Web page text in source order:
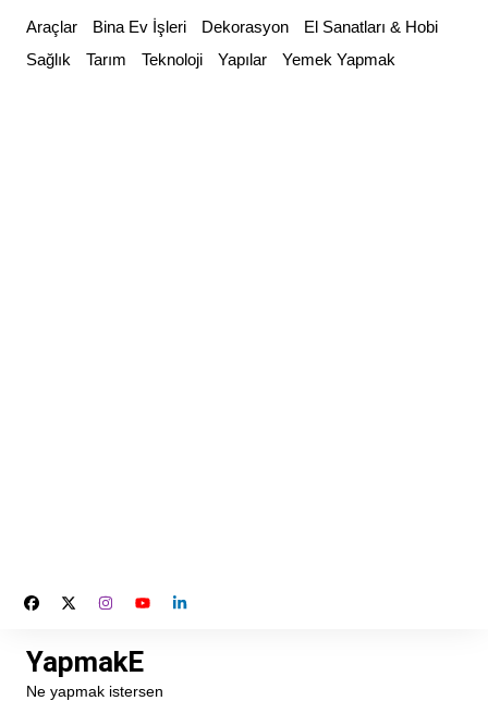
content
Araçlar Bina Ev İşleri Dekorasyon
El Sanatları & Hobi
Sağlık
Tarım Teknoloji Yapılar Yemek Yapmak
YapmakE
Ne yapmak istersen